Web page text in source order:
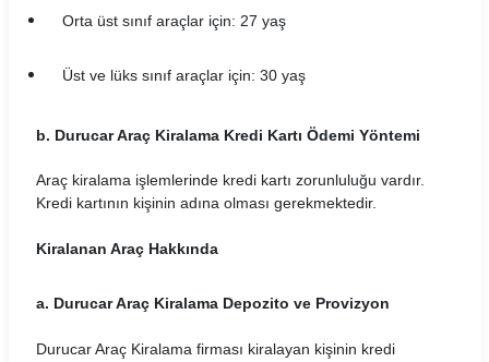
EasyGo Araç Kiralama Koşulları
Ekar Global Araç Kiralama Koşulları
Emr Car Araç Kiralama Koşulları
Orta üst sınıf araçlar için: 27 yaş
Üst ve lüks sınıf araçlar için: 30 yaş
b. Durucar Araç Kiralama Kredi Kartı Ödemi Yöntemi
Araç kiralama işlemlerinde kredi kartı zorunluluğu vardır.
Kredi kartının kişinin adına olması gerekmektedir.
Kiralanan Araç Hakkında
a. Durucar Araç Kiralama Depozito ve Provizyon
Durucar Araç Kiralama firması kiralayan kişinin kredi